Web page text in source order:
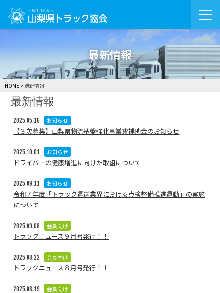
最新情報
HOME 最新情報
最新情報
2025.05.16 お知らせ
【３次募集】山梨県物流基盤強化事業費補助金のお知らせ
2025.10.01 お知らせ
ドライバーの健康増進に向けた取組について
2025.09.11 お知らせ
令和７年度「トラック運送業界における点検整備推進運動」の実施
について
2025.09.08 会員向け
トラックニュース９月号発行！！
2025.08.22 会員向け
トラックニュース８月号発行！！
2025.08.19 会員向け